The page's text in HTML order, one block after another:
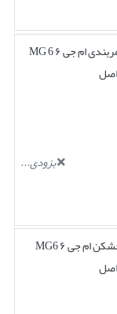
زنجیر چرخ کمربندی ام جی ۶ MG 6
بزودی...
زنجیر چرخ یخشکن ام جی ۶ MG6